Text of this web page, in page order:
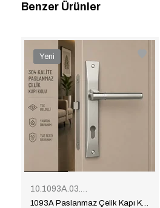
Benzer Ürünler
Yeni
Ürün